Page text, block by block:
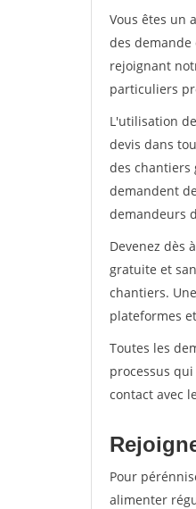
Vous êtes un
des demande
rejoignant
particuliers
L'utilisation
devis dans
des chantiers
demandent
demandeurs
Devenez dès
gratuite et
chantiers.
plateformes
Toutes les
processus
contact avec
Pour
alimenter